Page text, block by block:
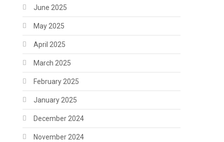
June 2025
May 2025
April 2025
March 2025
February 2025
January 2025
December 2024
November 2024